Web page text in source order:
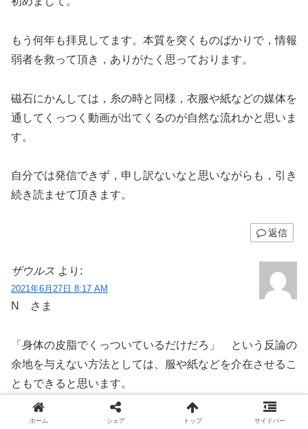
もう何年も拝見してます。本質を突くものばかりで，情報
弱者を救って頂き，ありがたく思っております。
磁石にかんしては，糸の時と同様，衣服や紙などの媒体を
通してくっつく動画が出てくるのが自然な流れかと思いま
す。
自分では発信できず，申し訳ないなと思いながらも，引き
続き読ませて頂きます。
返信
ザウルス より:
2021年6月27日 8:17 AM
N さま
「身体の皮脂でくっついているだけだろ」 という反論の
余地を与えない方法としては、服や紙などを介在させるこ
ともできると思います。
しかし、今度は 「服の下に薄い金属片を忍ばせているん
ホーム シェア トップ サイドバー